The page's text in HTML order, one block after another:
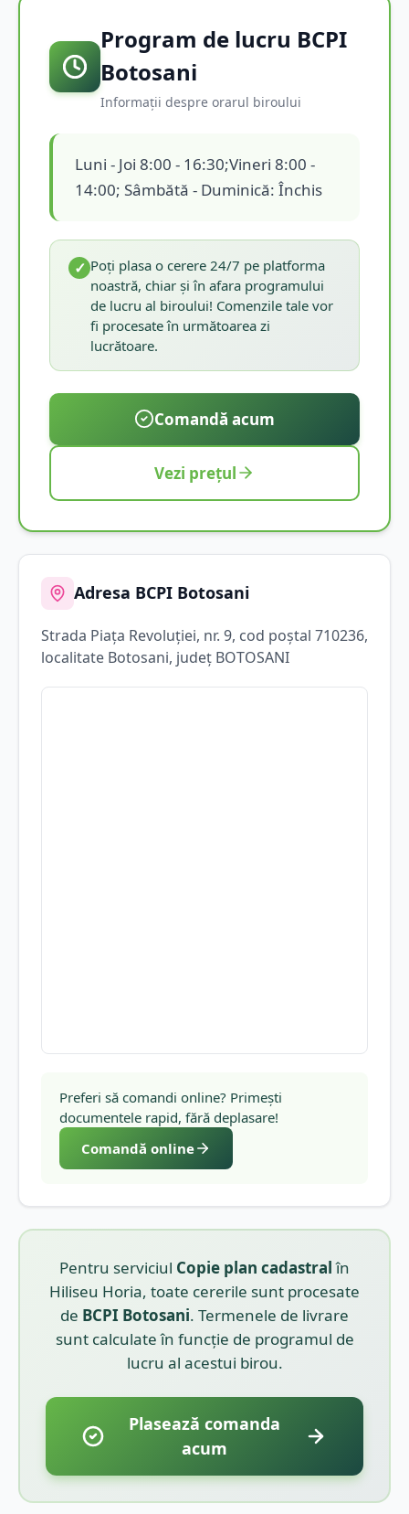
Program de lucru BCPI
Botosani
Informații despre orarul biroului
Luni - Joi 8:00 - 16:30;Vineri 8:00 -
14:00; Sâmbătă - Duminică: Închis
✓ Poți plasa o cerere 24/7 pe platforma
noastră, chiar și în afara programului
de lucru al biroului! Comenzile tale vor
fi procesate în următoarea zi
lucrătoare.
Comandă acum
Vezi prețul
Adresa BCPI Botosani
Strada Piața Revoluției, nr. 9, cod poștal 710236,
localitate Botosani, județ BOTOSANI
Preferi să comandi online? Primești
documentele rapid, fără deplasare!
Comandă online
Pentru serviciul Copie plan cadastralîn
Hiliseu Horia, toate cererile sunt procesate
de BCPI Botosani. Termenele de livrare
sunt calculate în funcție de programul de
lucru al acestui birou.
Plasează comanda
acum